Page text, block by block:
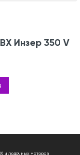
Инзер 350 V
и лодочных моторов